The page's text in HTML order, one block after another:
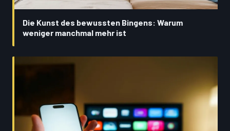
Die Kunst des bewussten Bingens: Warum
weniger manchmal mehr ist